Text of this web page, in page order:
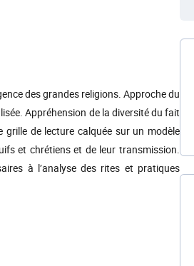
des grandes religions. Approche du
Appréhension de la diversité du fait
grille de lecture calquée sur un modèle
et chrétiens et de leur transmission.
à l’analyse des rites et pratiques